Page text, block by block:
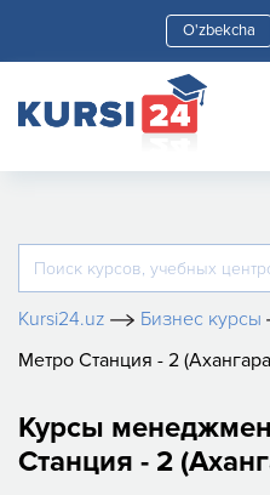
Kursi24.uz Бизнес курсы
Метро Станция - 2
Курсы
Станция - 2